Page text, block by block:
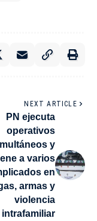
NEXT ARTICLE
PN ejecuta
operativos
y
a varios
en
armas y
violencia
intrafamiliar